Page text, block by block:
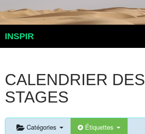
INSPIR
CALENDRIER DES
STAGES
Catégories Étiquettes